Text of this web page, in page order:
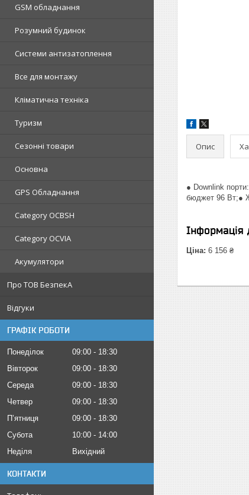
GSM обладнання
Розумний будинок
Системи антизатоплення
Все для монтажу
Кліматична техніка
Туризм
Сезонні товари
Основна
GPS Обладнання
Category OCBSH
Category OCVIA
Акумулятори
Про ТОВ БезпекА
Відгуки
ГРАФІК РОБОТИ
Понеділок 09:00
18:30
Вівторок
09:00
18:30
Середа
09:00
18:30
Четвер
09:00
18:30
Пʼятниця
09:00
18:30
Субота
10:00
14:00
Неділя
Вихідний
КОНТАКТИ
Опис
● Downlink
бюджет 96 Вт;●
Інформація
Ціна: 6 156 ₴